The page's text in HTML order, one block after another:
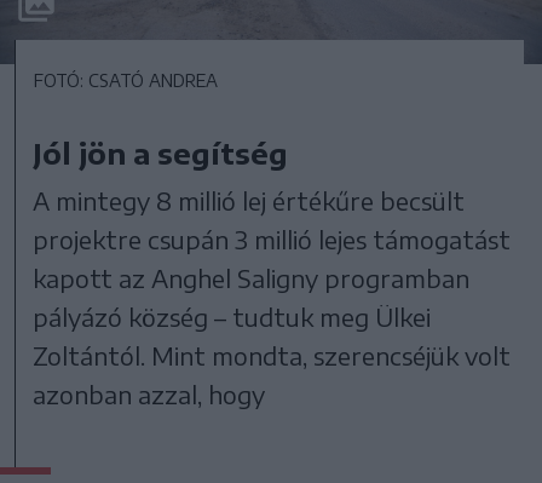
FOTÓ: CSATÓ ANDREA
Jól jön a segítség
A mintegy 8 millió lej értékűre becsült
projektre csupán 3 millió lejes támogatást
kapott az Anghel Saligny programban
pályázó község – tudtuk meg Ülkei
Zoltántól. Mint mondta, szerencséjük volt
azonban azzal, hogy